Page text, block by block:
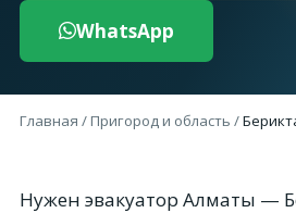
WhatsApp
Главная /Пригород и область /
Нужен эвакуатор Алматы —